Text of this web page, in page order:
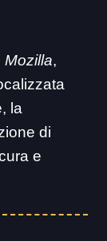
,
la
di
e